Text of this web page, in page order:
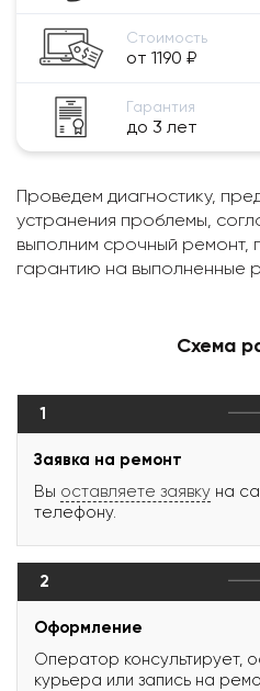
Стоимость
от 1190 ₽
Гарантия
до 3 лет
Проведем диагностику,
устранения проблемы,
выполним срочный ремонт,
гарантию на выполненные
Схема
1
Заявка на ремонт
Вы оставляете заявку на
телефону.
2
Оформление
Оператор консультирует,
курьера или запись на